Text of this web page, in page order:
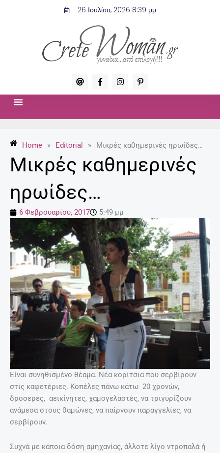
26 Ιουλίου, 2026 8:39 μμ
A
t
F
a
c
f
I
n
s
P
i
n
-
Home » Editorial » Μικρές καθημερινές ηρωίδες…
Μικρές καθημερινές
ηρωίδες…
6 Φεβρουαρίου, 2017 5:49 μμ
Είναι συνηθισμένο θέαμα. Νέα κορίτσια που σερβίρουν
στις καφετέριες. Κοπέλες πάνω κάτω 20 χρονών,
δροσερές, αεικίνητες, χαμογελαστές, να τριγυρίζουν
ανάμεσα στους θαμώνες, να παίρνουν παραγγελίες, να
σερβίρουν.
Συχνά με κάποια δόση αμηχανίας, άλλοτε λίγο ντροπαλά ή